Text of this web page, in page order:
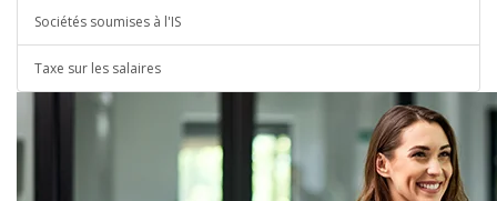
Sociétés soumises à l'IS
Taxe sur les salaires